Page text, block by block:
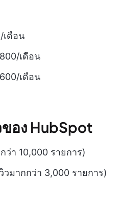
เดือน
เดือน
เดือน
อง HubSpot
ว่า 10,000 รายการ)
วมากกว่า 3,000 รายการ)